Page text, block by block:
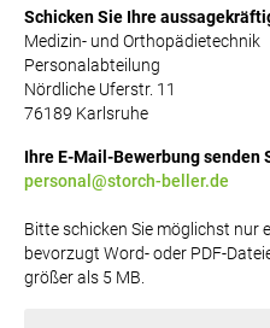
Schicken Sie Ihre
Medizin- und Orthopädietechnik
Personalabteilung
Nördliche Uferstr. 11
76189 Karlsruhe
Ihre E-Mail-Bewerbung senden
personal@storch-beller.de
Bitte schicken Sie möglichst nur
bevorzugt Word- oder PDF-
größer als 5 MB.